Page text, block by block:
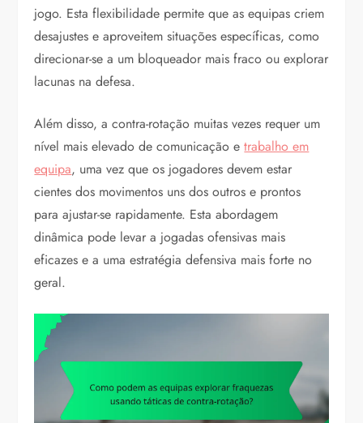
jogo. Esta flexibilidade permite que as equipas criem
desajustes e aproveitem situações específicas, como
direcionar-se a um bloqueador mais fraco ou explorar
lacunas na defesa.
Além disso, a contra-rotação muitas vezes requer um
nível mais elevado de comunicação etrabalho em
equipa, uma vez que os jogadores devem estar
cientes dos movimentos uns dos outros e prontos
para ajustar-se rapidamente. Esta abordagem
dinâmica pode levar a jogadas ofensivas mais
eficazes e a uma estratégia defensiva mais forte no
geral.